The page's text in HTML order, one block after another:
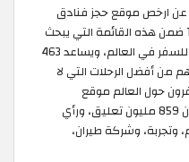
عن ارخص موقع حجز فنادق
لسنة 2026 دون أن يكون موقع Trip ضمن هذه القائمة التي يبحث
عنها الكثيرون، فهو يعد أكبر منصة للسفر في العالم، ويساعد 463
من أفضل الرحلات التي لا
حول العالم موقع
Tripadvisor وتطبيقه لتصفح أكثر من 859 مليون تعليق، ورأي
وتجربة، وشركة طيران،